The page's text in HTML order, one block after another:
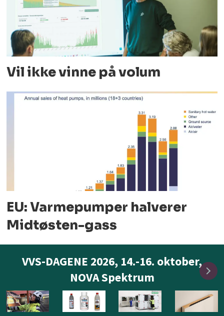
Vil ikke vinne på volum
EU: Varmepumper halverer
Midtøsten-gass
VVS-DAGENE 2026, 14.-16. oktober,
NOVA Spektrum